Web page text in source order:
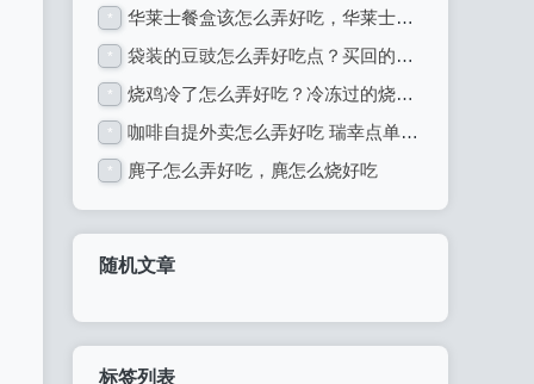
* 华莱士餐盒该怎么弄好吃，华莱士的包装纸能不能进微波炉
* 袋装的豆豉怎么弄好吃点？买回的豆豉又苦又咸怎样处理
* 烧鸡冷了怎么弄好吃？冷冻过的烧鸡怎么加热才好吃
* 咖啡自提外卖怎么弄好吃 瑞幸点单后怎么取餐
* 麂子怎么弄好吃，麂怎么烧好吃
随机文章
标签列表